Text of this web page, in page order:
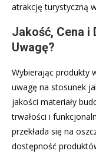
atrakcję turystyczną
Jakość, Cena i
Uwagę?
Wybierając produkty
uwagę na stosunek
jakości materiały
trwałości i
przekłada się na
dostępność